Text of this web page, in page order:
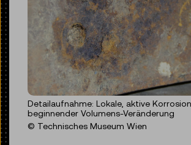
Detailaufnahme: Lokale, aktive
beginnender Volumens-Veränderung
© Technisches Museum Wien